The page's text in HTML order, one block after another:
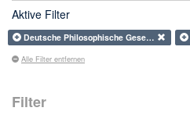
Aktive Filter
Deutsche Philosophische Gese…
Alle Filter entfernen
Filter